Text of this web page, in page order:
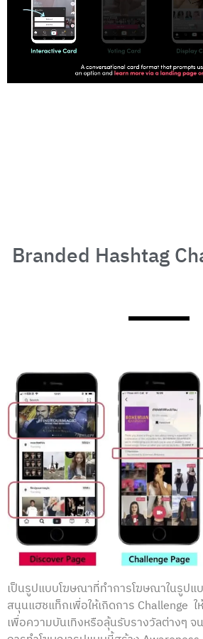
Branded Hashtag
เป็นรูปแบบโฆษณาที่ทำการโฆษณาในรูป
สนุนแฮชแท็กเพื่อให้เกิดการ Challenge
เพื่อความบันเทิงหรือลุ้นรับรางวัลต่างๆ จ